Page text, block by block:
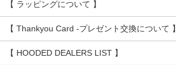
【 ラッピングについて 】
【 Thankyou Card -プレゼント交換について 】
【 HOODED DEALERS LIST 】